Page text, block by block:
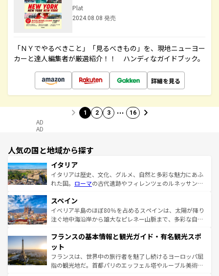
Plat
2024.08.08 発売
「ＮＹでやるべきこと」「見るべきもの」を、現地ニューヨー
カーと達人編集者が厳選紹介！！ ハンディなガイドブック。
詳細を見る
1 2 3 … 16
AD
AD
人気の国と地域から探す
イタリア
イタリアは歴史、文化、グルメ、自然と多彩な魅力にあふ
れた国。 ローマの古代遺跡やフィレンツェのルネッサンス
ろん、トスカーナの美しい田園風景やアマルフィ海岸の絶
景など、自然景観も見逃せない。観光の合間には、本場の
ピザやパスタなど、絶品のイタリア料理を堪能することも
ませてくれるイタリアで、忘れられない旅をしてみよう！
なお、新着のイタリア情報は
しい。
スペイン
イベリア半島のほぼ80％を占めるスペインは、太陽が降り
注ぐ地中海沿岸から雄大なピレネー山脈まで、多彩な自然
文化が根付くこの国では、情熱的なフラメンコ、熱気あふ
れる闘牛、そして美味しいタパスが生活の一部となってい
る。首都マドリードの洗練された雰囲気や、バルセロナの
アートに溢れた街角から、地方では古代ローマ遺跡や中世
フランスの基本情報と観光ガイド・有名観光スポ
ット
フランスは、世界中の旅行者を魅了し続けるヨーロッパ屈
指の観光地だ。首都パリのエッフェル塔やルーブル美術館